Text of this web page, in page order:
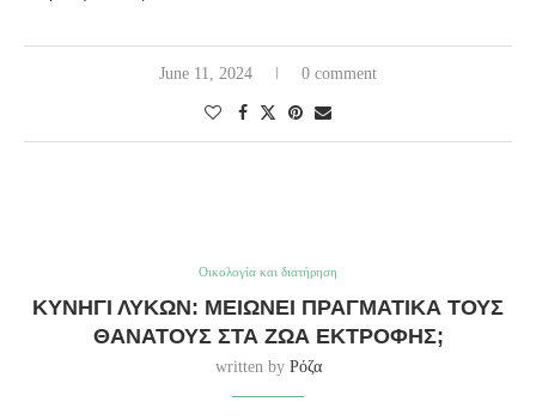
June 11, 2024 0 comment
Οικολογία και διατήρηση
ΚΥΝΉΓΙ ΛΎΚΩΝ: ΜΕΙΏΝΕΙ ΠΡΑΓΜΑΤΙΚΆ ΤΟΥΣ
ΘΑΝΆΤΟΥΣ ΣΤΑ ΖΏΑ ΕΚΤΡΟΦΉΣ;
written by Ρόζα